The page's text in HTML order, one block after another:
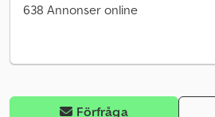
638 Annonser online
Förfråga